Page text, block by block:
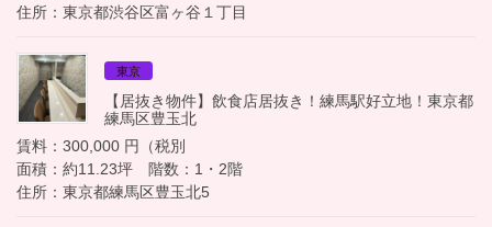
住所：東京都渋谷区富ヶ谷１丁目
東京
【居抜き物件】飲食店居抜き！練馬駅好立地！東京都
練馬区豊玉北
賃料：300,000 円（税別
面積：約11.23坪 階数：1・2階
住所：東京都練馬区豊玉北5